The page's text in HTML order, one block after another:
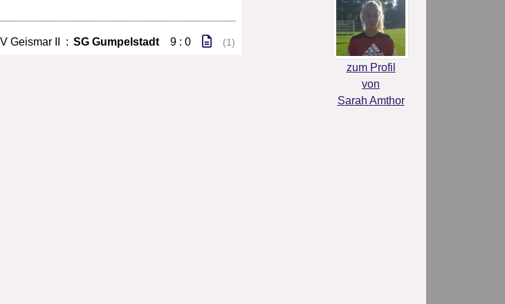
zum Profil
von
Sarah Amthor
Geismar II : SG Gumpelstadt 9 : 0 (1)